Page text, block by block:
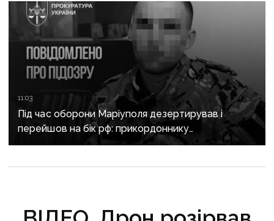
11:03
Під час оборони Маріуполя дезертирував і
перейшов на бік рф: прикордоннику
з «Азовсталі» повідомили про підозру